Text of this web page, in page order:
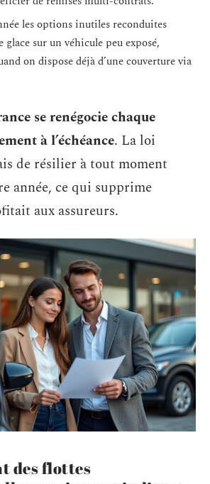
les options inutiles reconduites
sur un véhicule peu exposé,
on dispose déjà d’une couverture via
se renégocie chaque
à l’échéance. La loi
de résilier à tout moment
année, ce qui supprime
aux assureurs.
des flottes